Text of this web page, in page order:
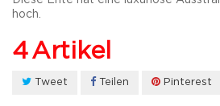
hoch.
4Artikel
Tweet Teilen Pinterest